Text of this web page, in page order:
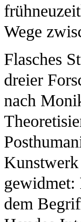
Wege
Flasches
dreier
nach
Kunstwerk
dem